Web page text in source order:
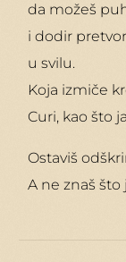
da možeš
i dodir
u svilu.
Koja izmiče
Curi, kao što
Ostaviš
A ne znaš što